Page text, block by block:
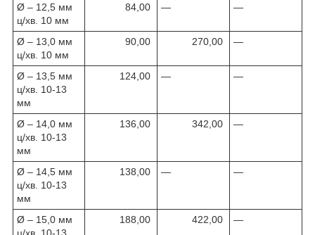
Ø – 12,5 мм
ц/хв. 10 мм
84,00 — —
Ø – 13,0 мм
ц/хв. 10 мм
90,00 270,00 —
Ø – 13,5 мм
ц/хв. 10-13
мм
124,00 — —
Ø – 14,0 мм
ц/хв. 10-13
мм
136,00 342,00 —
Ø – 14,5 мм
ц/хв. 10-13
мм
138,00 — —
Ø – 15,0 мм
ц/хв. 10-13
188,00 422,00 —